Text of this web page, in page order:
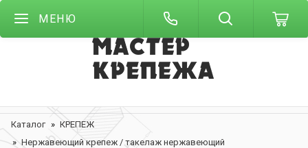
МЕНЮ
Каталог
КРЕПЕЖ
Нержавеющий крепеж / такелаж нержавеющий